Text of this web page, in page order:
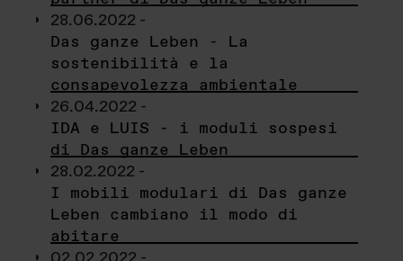
28.06.2022 -
Das ganze Leben - La
sostenibilità e la
consapevolezza ambientale
26.04.2022 -
IDA e LUIS - i moduli sospesi
di Das ganze Leben
28.02.2022 -
I mobili modulari di Das ganze
Leben cambiano il modo di
abitare